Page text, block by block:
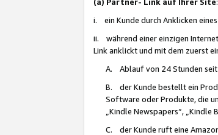
i. ein Kunde durch Anklicken
ii. während einer einzigen
Link anklickt und mit dem zuerst
A. Ablauf von 24 Stunden seit
B. der Kunde bestellt ein
Software oder Produkte, die
„Kindle Newspapers“, „Kindle
C. der Kunde ruft eine